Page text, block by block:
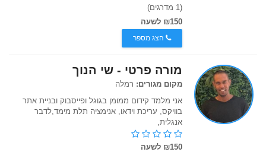
(1 מדרגים)
₪150 לשעה
הצג מספר
מורה פרטי - שי הנוך
מקום מגורים: רמלה
אני מלמד קידום ממומן בגוגל ופייסבוק ובניית אתר
בוויקס, עריכת וידאו, אנימציה תלת מימד,לדבר
אנגלית,
₪150 לשעה